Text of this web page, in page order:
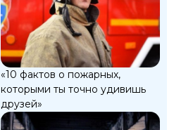
«10 фактов о пожарных,
которыми ты точно удивишь
друзей»